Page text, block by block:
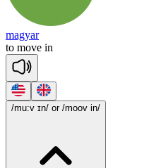
magyar
to move in
/mu:v ɪn/ or /moov in/